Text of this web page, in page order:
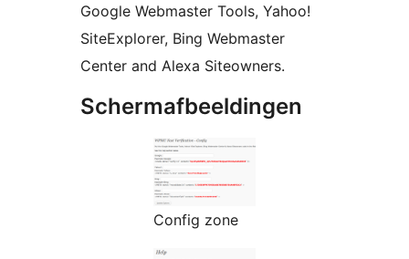
Google Webmaster Tools, Yahoo!
SiteExplorer, Bing Webmaster
Center and Alexa Siteowners.
Schermafbeeldingen
Config zone